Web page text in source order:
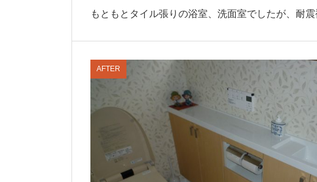
もともとタイル張りの浴室、洗面室でしたが、耐
AFTER